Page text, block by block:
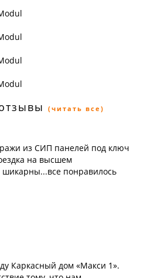
(читать все)
из СИП панелей под ключ
на высшем
шикарны...все понравилось
Каркасный дом «Макси 1».